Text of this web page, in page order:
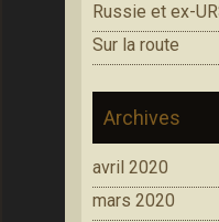
Russie et ex-
Sur la route
Archives
avril 2020
mars 2020